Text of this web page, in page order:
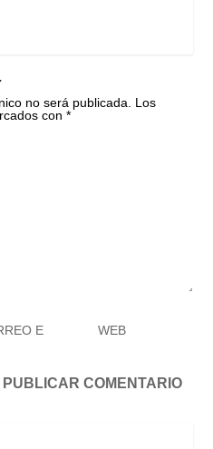
no será publicada.
Los
con*